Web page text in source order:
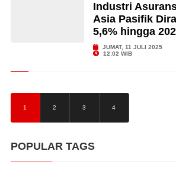
Industri
Asia Pasifik
5,6% hingga
JUMAT, 11 JULI 2025
12:02 WIB
1 2 3 4
POPULAR TAGS